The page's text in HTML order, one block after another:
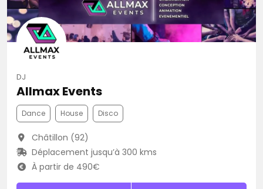
DJ
Allmax Events
Dance House Disco
Châtillon (92)
Déplacement jusqu’à 300 kms
À partir de 490€